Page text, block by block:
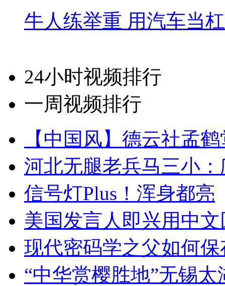
牛人练举重 用汽车当
24小时视频排行
一周视频排行
【中国风】德云社孟
河北无腿老兵马三小
信号灯Plus！浑身都亮
美国发言人即兴用中
现代密码学之父如何
“中华赏樱胜地”无锡